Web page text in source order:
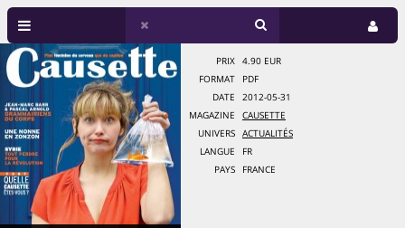
PRIX
4.90 EUR
FORMAT
PDF
DATE
2012-05-31
MAGAZINE
CAUSETTE
UNIVERS
ACTUALITÉS
LANGUE
FR
PAYS
FRANCE